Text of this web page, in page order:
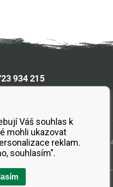
934 215
Půjčovna vertikutátoru
Váš souhlas k
mohli ukazovat
reklam.
souhlasím".